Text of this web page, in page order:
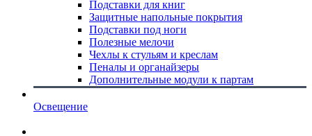
Подставки для книг
Защитные напольные покрытия
Подставки под ноги
Полезные мелочи
Чехлы к стульям и креслам
Пеналы и органайзеры
Дополнительные модули к партам
Освещение